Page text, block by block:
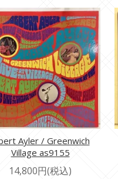
Ayler / Greenwich
Village as9155
14,800円(税込)